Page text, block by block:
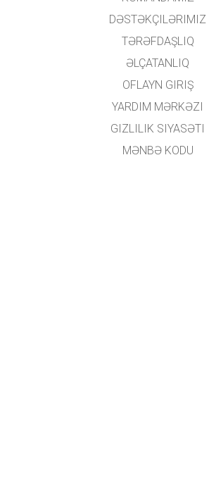
DƏSTƏKÇILƏRIMIZ
TƏRƏFDAŞLIQ
ƏLÇATANLIQ
OFLAYN GIRIŞ
YARDIM MƏRKƏZI
GIZLILIK SIYASƏTI
MƏNBƏ KODU